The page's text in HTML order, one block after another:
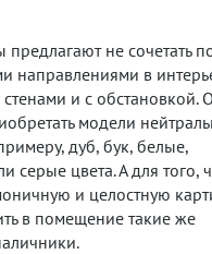
предлагают не сочетать
направлениями в
и с обстановкой.
модели
дуб, бук, белые,
серые цвета. А для того,
и целостную
в помещение такие же